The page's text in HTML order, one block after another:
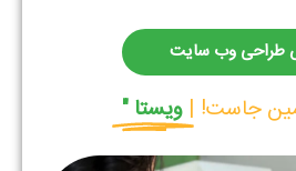
طراحی وب سایت
جاست! | ویستا "